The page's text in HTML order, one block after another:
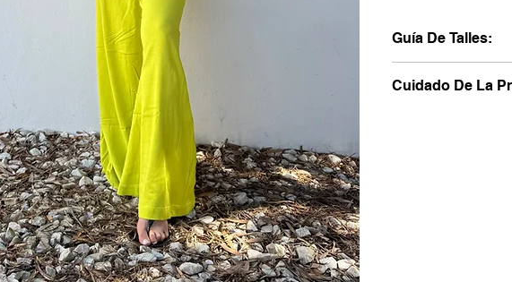
Guía De Talles:
Cintura: 74cm
Cuidado De La